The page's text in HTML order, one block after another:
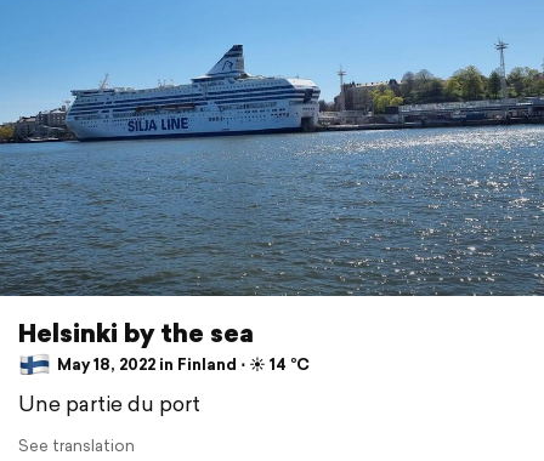
Helsinki by the sea
May 18, 2022 in Finland ⋅ ☀️ 14 °C
Une partie du port
See translation